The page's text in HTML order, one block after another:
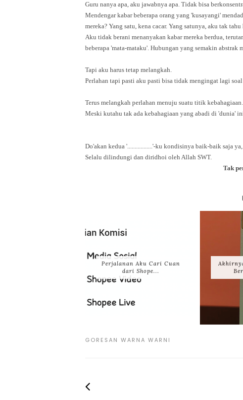
Guru nanya apa, aku jawabnya apa. Tidak bisa
Mendengar kabar beberapa orang yang 'kusayangi'
mereka? Yang satu, kena cacar. Yang satunya, aku tak
Aku tidak berani menanyakan kabar mereka berdua,
beberapa 'mata-mataku'. Hubungan yang semakin
Tapi aku harus tetap melangkah.
Perlahan tapi pasti aku pasti bisa tidak mengingat lagi
Terus melangkah perlahan menuju suatu titik kebahagiaan.
Meski kutahu tak ada kebahagiaan yang abadi di 'dunia'
Do'akan kedua '.................'-ku kondisinya baik-baik saja
Selalu dilindungi dan diridhoi oleh Allah SWT.
Tak
Perjalanan Aku Cari Cuan
dari Shope...
GORESAN WARNA WARNI